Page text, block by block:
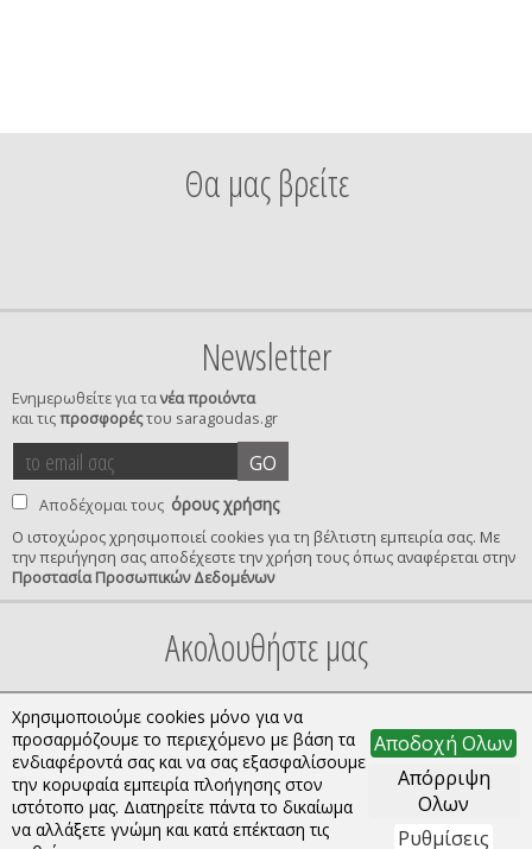
Θα μας βρείτε
Newsletter
Ενημερωθείτε για τανέα προιόντα
και τιςπροσφορέςτου saragoudas.gr
το
email
σας
GO
Αποδέχομαι τους όρους χρήσης
Ο ιστοχώρος χρησιμοποιεί cookies για τη βέλτιστη εμπειρία σας. Με
την περιήγηση σας αποδέχεστε την χρήση τους όπως αναφέρεται στην
Προστασία Προσωπικών Δεδομένων
confirmation
Ακολουθήστε μας
Copyright © 2026 saragoudas.gr. All rights reserved.
Χρησιμοποιούμε cookies μόνο για να
προσαρμόζουμε το περιεχόμενο με βάση τα
ενδιαφέροντά σας και να σας εξασφαλίσουμε
την κορυφαία εμπειρία πλοήγησης στον
ιστότοπο μας. Διατηρείτε πάντα το δικαίωμα
να αλλάξετε γνώμη και κατά επέκταση τις
Αποδοχή Ολων
Απόρριψη
Ολων
Ρυθμίσεις